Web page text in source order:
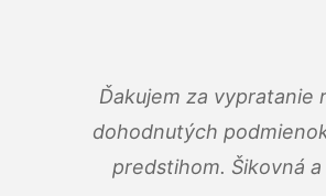
Ďakujem za vypratanie
dohodnutých
predstihom. Šikovná